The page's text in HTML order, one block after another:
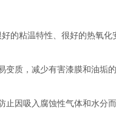
的粘温特性、很好的热氧化
变质，减少有害漆膜和油垢
止因吸入腐蚀性气体和水分